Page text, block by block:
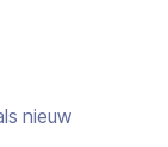
nieuw